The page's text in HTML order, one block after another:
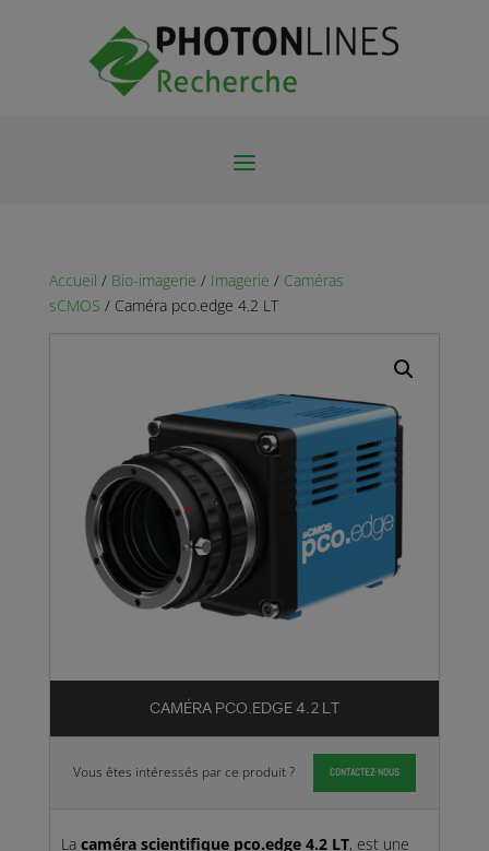
Accueil / Bio-imagerie / Imagerie / Caméras
sCMOS / Caméra pco.edge 4.2 LT
CAMÉRA PCO.EDGE 4.2 LT
Vous êtes intéressés par ce produit ? CONTACTEZ-NOUS
La caméra scientifique pco.edge 4.2 LT, est une